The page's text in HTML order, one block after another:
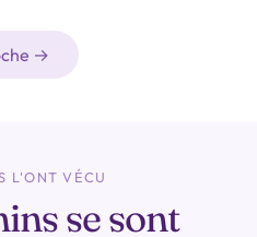
→
L'ONT VÉCU
se sont